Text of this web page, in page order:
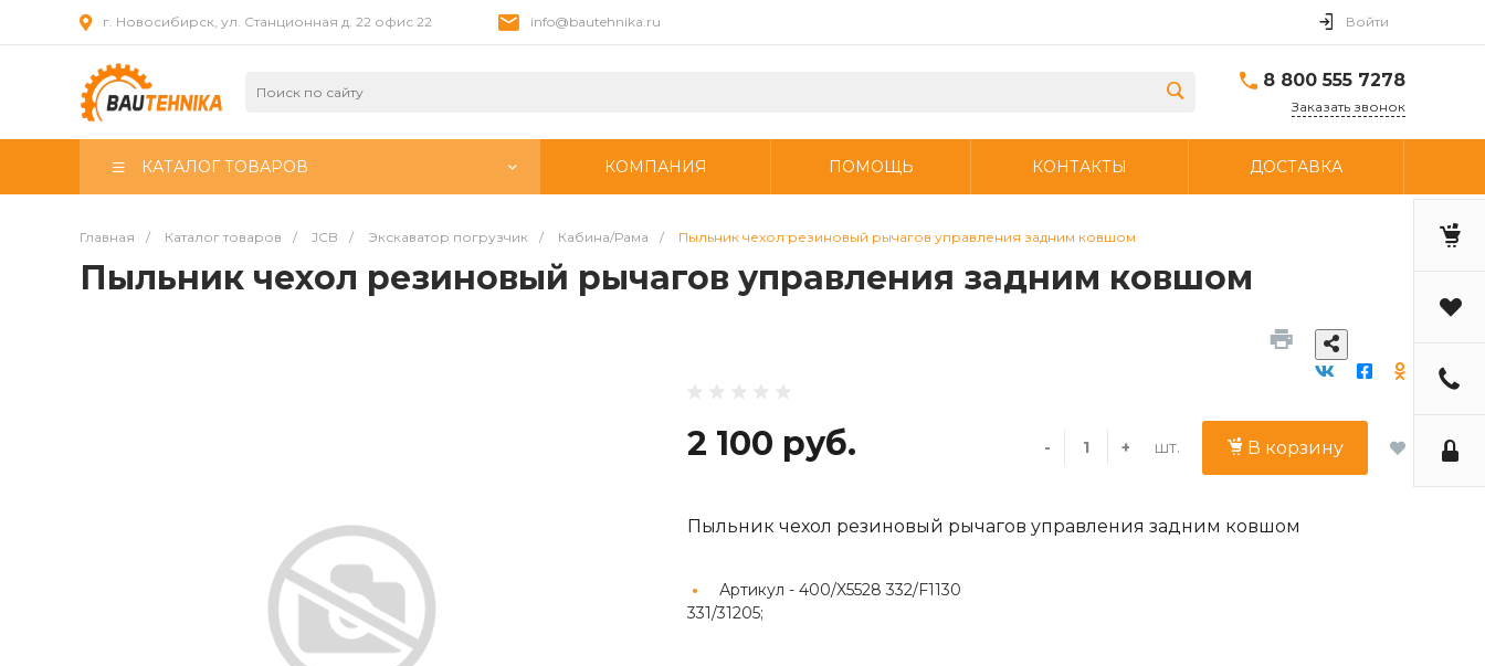
г. Новосибирск, ул. Станционная д. 22 офис 22 info@bautehnika.ru Войти
8 800 555 7278
Заказать звонок
КАТАЛОГ ТОВАРОВ КОМПАНИЯ ПОМОЩЬ КОНТАКТЫ ДОСТАВКА
Главная / Каталог товаров / JCB / Экскаватор погрузчик / Кабина/Рама / Пыльник чехол резиновый рычагов управления задним ковшом
Пыльник чехол резиновый рычагов управления задним ковшом
2 100 руб. - + шт. В корзину
Пыльник чехол резиновый рычагов управления задним ковшом
Артикул - 400/X5528 332/F1130
331/31205;